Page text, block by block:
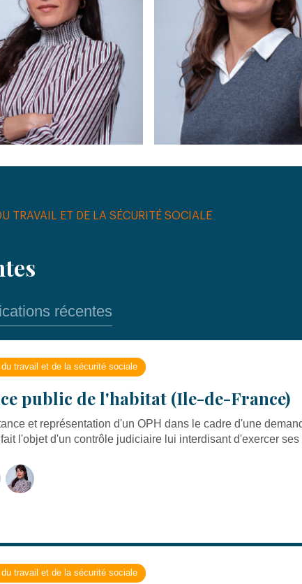
TRAVAIL ET DE LA SÉCURITÉ SOCIALE
récentes
du travail et de la sécurité sociale
public de l'habitat (Ile-de-France)
et représentation d'un OPH dans le cadre d'une
l'objet d'un contrôle judiciaire lui interdisant d'exercer ses
du travail et de la sécurité sociale